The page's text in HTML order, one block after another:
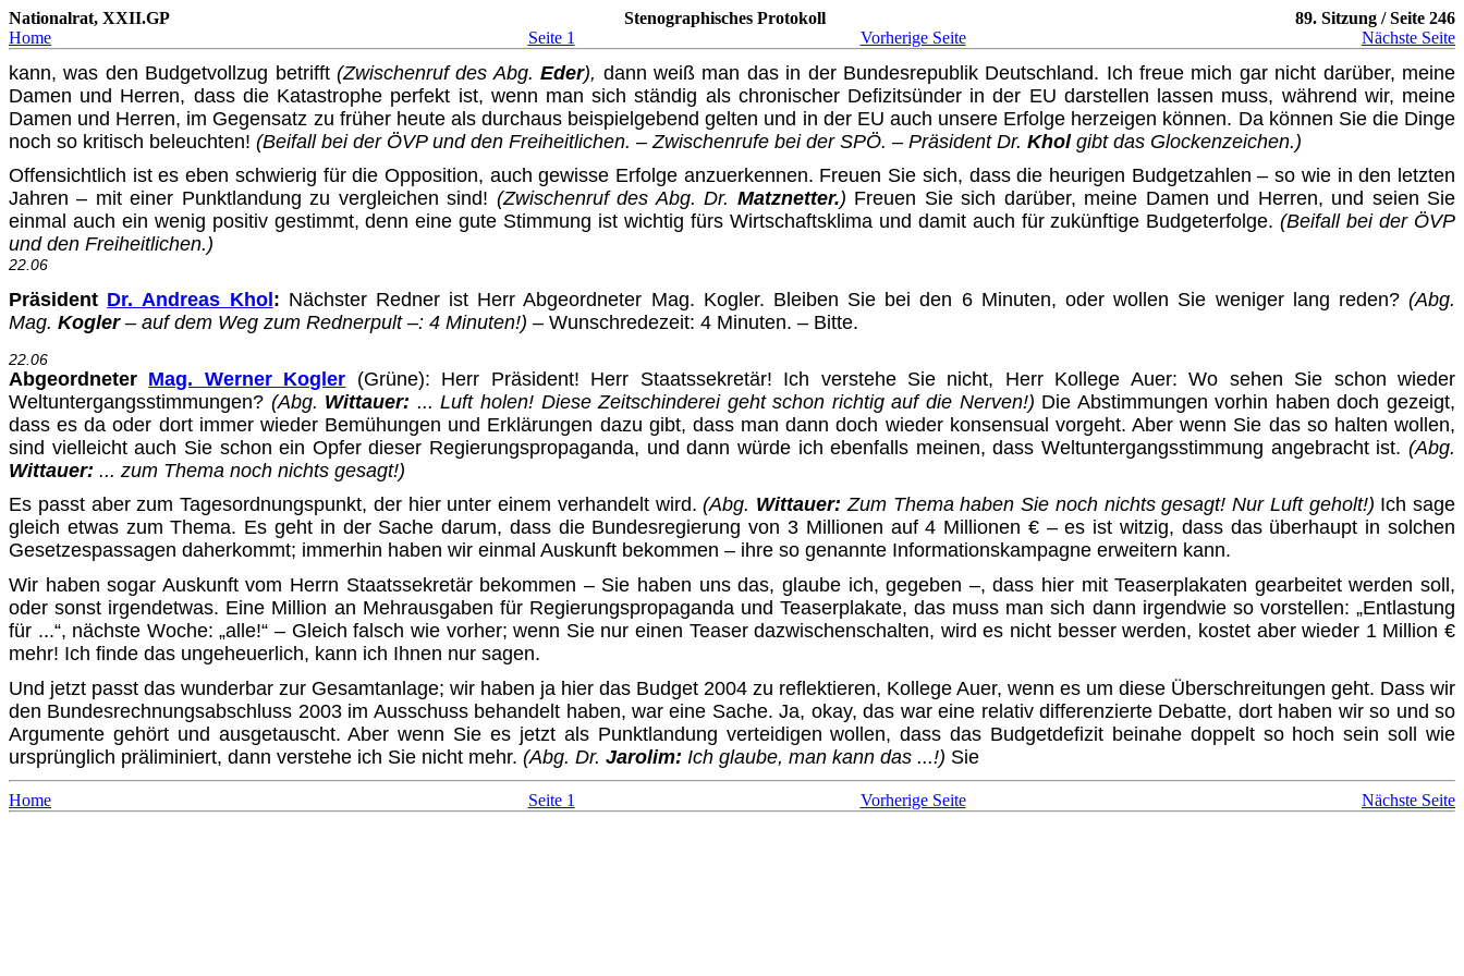
Nationalrat, XXII.GP Stenographisches Protokoll
89. Sitzung / Seite 246
Home
Seite 1 Vorherige Seite Nächste Seite
kann, was den Budgetvollzug betrifft (Zwischenruf des Abg.Eder), dann weiß man das in der Bundesrepublik Deutschland. Ich freue mich gar nicht darüber, meine
Damen und Herren, dass die Katastrophe perfekt ist, wenn man sich ständig als chronischer Defizitsünder in der EU darstellen lassen muss, während wir, meine
Damen und Her­ren, im Gegensatz zu früher heute als durchaus beispielgebend gelten und in der EU auch unsere Erfolge herzeigen können. Da können Sie die Dinge
noch so kritisch be­leuchten! (Beifall bei der ÖVP und den Freiheitlichen. – Zwischenrufe bei der SPÖ. – Präsident Dr. Kholgibt das Glockenzeichen.)
Offensichtlich ist es eben schwierig für die Opposition, auch gewisse Erfolge anzuer­kennen. Freuen Sie sich, dass die heurigen Budgetzahlen – so wie in den letzten
Jah­ren – mit einer Punktlandung zu vergleichen sind! (Zwischenruf des Abg. Dr. Matz­netter.) Freuen Sie sich darüber, meine Damen und Herren, und seien Sie
einmal auch ein wenig positiv gestimmt, denn eine gute Stimmung ist wichtig fürs Wirt­schaftsklima und damit auch für zukünftige Budgeterfolge.(Beifall bei der ÖVP
und den Freiheitlichen.)
22.06
Präsident Dr. Andreas Khol : Nächster Redner ist Herr Abgeordneter Mag. Kogler. Bleiben Sie bei den 6 Minuten, oder wollen Sie weniger lang reden?(Abg.
Mag. Kog­ler– auf dem Weg zum Rednerpult –: 4 Minuten!) – Wunschredezeit: 4 Minuten. – Bitte.
22.06
Abgeordneter Mag. Werner Kogler (Grüne): Herr Präsident! Herr Staatssekretär! Ich verstehe Sie nicht, Herr Kollege Auer: Wo sehen Sie schon wieder
Weltuntergangs­stimmungen? (Abg. Wittauer: ... Luft holen! Diese Zeitschinderei geht schon richtig auf die Nerven!) Die Abstimmungen vorhin haben doch gezeigt,
dass es da oder dort im­mer wieder Bemühungen und Erklärungen dazu gibt, dass man dann doch wieder kon­sensual vorgeht. Aber wenn Sie das so halten wollen,
sind vielleicht auch Sie schon ein Opfer dieser Regierungspropaganda, und dann würde ich ebenfalls meinen, dass Weltuntergangsstimmung angebracht ist. (Abg.
Wittauer: ... zum Thema noch nichts gesagt!)
Es passt aber zum Tagesordnungspunkt, der hier unter einem verhandelt wird.(Abg. Wittauer: Zum Thema haben Sie noch nichts gesagt! Nur Luft geholt!) Ich sage
gleich etwas zum Thema. Es geht in der Sache darum, dass die Bundesregierung von 3 Mil­lionen auf 4 Millionen € – es ist witzig, dass das überhaupt in solchen
Gesetzes­passagen daherkommt; immerhin haben wir einmal Auskunft bekommen – ihre so ge­nannte Informationskampagne erweitern kann.
Wir haben sogar Auskunft vom Herrn Staatssekretär bekommen – Sie haben uns das, glaube ich, gegeben –, dass hier mit Teaserplakaten gearbeitet werden soll,
oder sonst irgendetwas. Eine Million an Mehrausgaben für Regierungspropaganda und Teaser­plakate, das muss man sich dann irgendwie so vorstellen: „Entlastung
für ...“, nächste Woche: „alle!“ – Gleich falsch wie vorher; wenn Sie nur einen Teaser dazwischen­schalten, wird es nicht besser werden, kostet aber wieder 1 Million €
mehr! Ich finde das ungeheuerlich, kann ich Ihnen nur sagen.
Und jetzt passt das wunderbar zur Gesamtanlage; wir haben ja hier das Budget 2004 zu reflektieren, Kollege Auer, wenn es um diese Überschreitungen geht. Dass wir
den Bundesrechnungsabschluss 2003 im Ausschuss behandelt haben, war eine Sache. Ja, okay, das war eine relativ differenzierte Debatte, dort haben wir so und so
Argumente gehört und ausgetauscht. Aber wenn Sie es jetzt als Punktlandung verteidigen wollen, dass das Budgetdefizit beinahe doppelt so hoch sein soll wie
ursprünglich präliminiert, dann verstehe ich Sie nicht mehr. (Abg. Dr. Jarolim: Ich glaube, man kann das ...!) Sie
Home Seite 1 Vorherige Seite Nächste Seite